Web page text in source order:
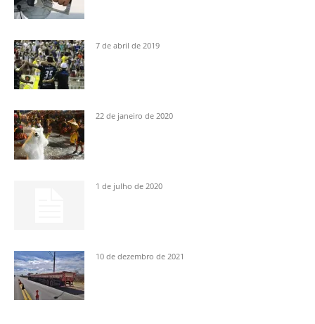
7 de abril de 2019
22 de janeiro de 2020
1 de julho de 2020
10 de dezembro de 2021